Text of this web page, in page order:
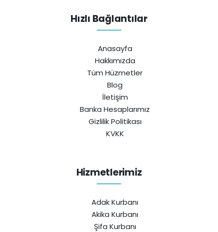
Hızlı Bağlantılar
Anasayfa
Hakkımızda
Tüm Hüzmetler
Blog
İletişim
Banka Hesaplarımız
Gizlilik Politikası
KVKK
Hizmetlerimiz
Adak Kurbanı
Akika Kurbanı
Şifa Kurbanı